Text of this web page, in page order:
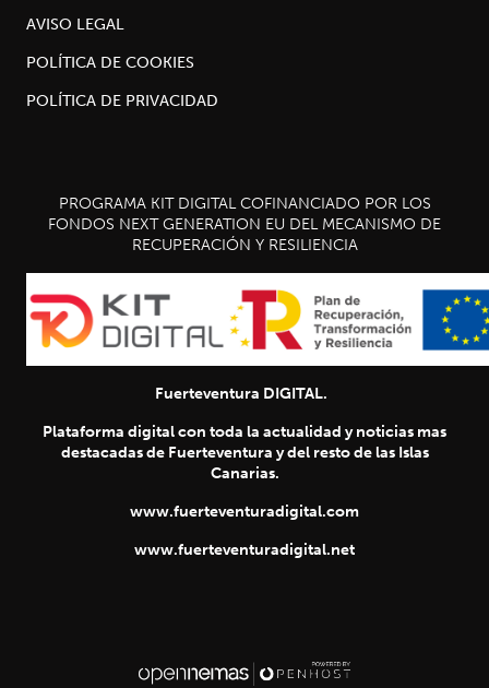
AVISO LEGAL
POLÍTICA DE COOKIES
POLÍTICA DE PRIVACIDAD
PROGRAMA KIT DIGITAL COFINANCIADO POR LOS
FONDOS NEXT GENERATION EU DEL MECANISMO DE
RECUPERACIÓN Y RESILIENCIA
Fuerteventura DIGITAL.
Plataforma digital con toda la actualidad y noticias mas
destacadas de Fuerteventura y del resto de las Islas
Canarias.
www.fuerteventuradigital.com
www.fuerteventuradigital.net